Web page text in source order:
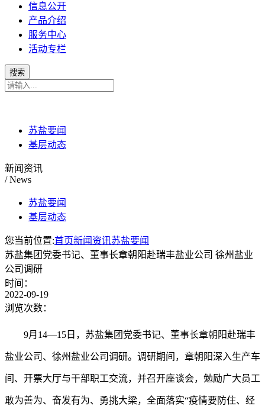
信息公开
产品介绍
服务中心
活动专栏
苏盐要闻
基层动态
新闻资讯
/ News
苏盐要闻
基层动态
您当前位置:首页新闻资讯苏盐要闻
苏盐集团党委书记、董事长章朝阳赴瑞丰盐业公司 徐州盐业
公司调研
时间：
2022-09-19
浏览次数：
9月14—15日，苏盐集团党委书记、董事长章朝阳赴瑞丰
盐业公司、徐州盐业公司调研。调研期间，章朝阳深入生产车
间、开票大厅与干部职工交流，并召开座谈会，勉励广大员工
敢为善为、奋发有为、勇挑大梁，全面落实“疫情要防住、经